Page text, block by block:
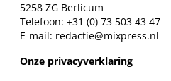
5258 ZG Berlicum
Telefoon: +31 (0) 73 503 43 47
E-mail: redactie@mixpress.nl
Onze privacyverklaring